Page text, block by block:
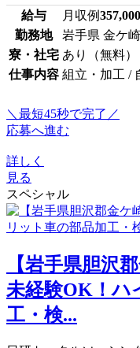
給与 月収例357,000
勤務地
岩手県 金ケ崎
寮・社宅 あり（無料）
仕事内容 組立・加工 /
＼最短45秒で完了／
応募へ進む
詳しく
見る
スペシャル
【岩手県胆沢
未経験OK！ハ
工・検...